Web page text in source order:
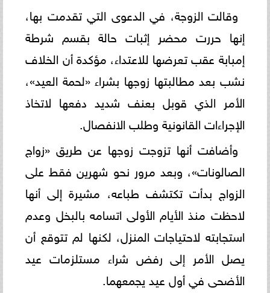
وقالت الزوجة، في الدعوى التي تقدمت بها،
إنها حررت محضر إثبات حالة بقسم شرطة
إمبابة عقب تعرضها للاعتداء، مؤكدة أن الخلاف
نشب بعد مطالبتها زوجها بشراء «لحمة العيد»،
الأمر الذي قوبل بعنف شديد دفعها لاتخاذ
الإجراءات القانونية وطلب الانفصال.
وأضافت أنها تزوجت زوجها عن طريق «زواج
الصالونات»، وبعد مرور نحو شهرين فقط على
الزواج بدأت تكتشف طباعه، مشيرة إلى أنها
لاحظت منذ الأيام الأولى اتسامه بالبخل وعدم
استجابته لاحتياجات المنزل، لكنها لم تتوقع أن
يصل الأمر إلى رفض شراء مستلزمات عيد
الأضحى في أول عيد يجمعهما.